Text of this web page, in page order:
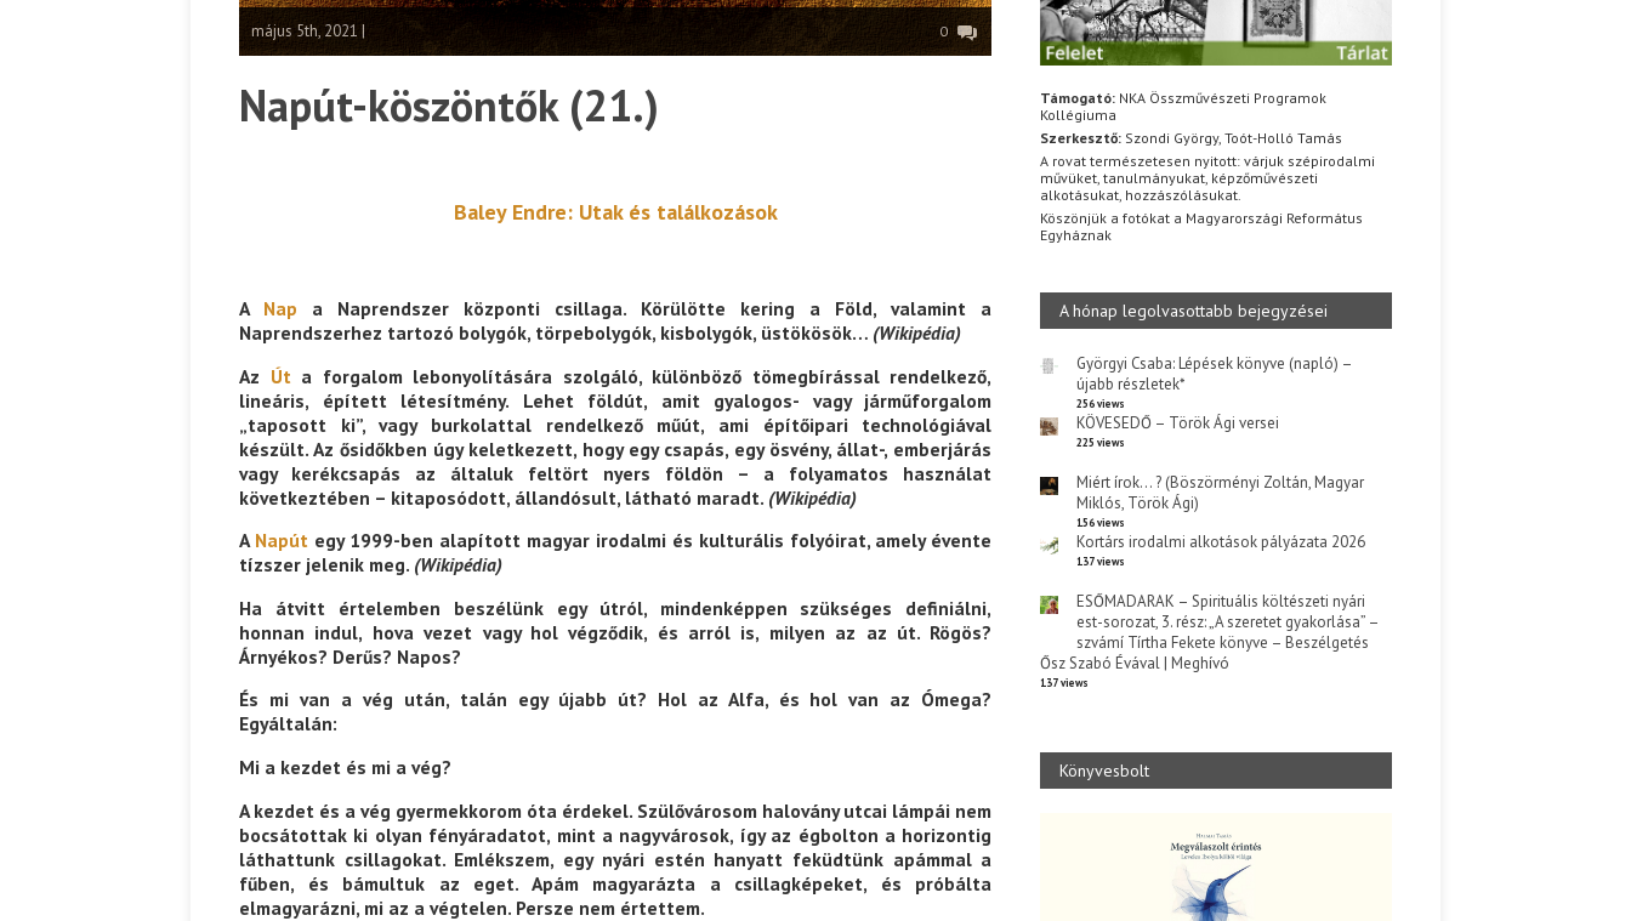
május 5th, 2021 | 0
Napút-köszöntők (21.)
Baley Endre: Utak és találkozások
ANap a Naprendszer központi csillaga. Körülötte kering a Föld, valamint a
Naprendszerhez tartozó bolygók, törpebolygók, kisbolygók, üstökösök… (Wikipédia)
Az Út a forgalom lebonyolítására szolgáló, különböző tömegbírással rendelkező,
lineáris, épített létesítmény. Lehet földút, amit gyalogos- vagy járműforgalom
„taposott ki”, vagy burkolattal rendelkező műút, ami építőipari technológiával
készült. Az ősidőkben úgy keletkezett, hogy egy csapás, egy ösvény, állat-, emberjárás
vagy kerékcsapás az általuk feltört nyers földön – a folyamatos használat
következtében – kitaposódott, állandósult, látható maradt. (Wikipédia)
A Napút egy 1999-ben alapított magyar irodalmi és kulturális folyóirat, amely évente
tízszer jelenik meg. (Wikipédia)
Ha átvitt értelemben beszélünk egy útról, mindenképpen szükséges definiálni,
honnan indul, hova vezet vagy hol végződik, és arról is, milyen az az út. Rögös?
Árnyékos? Derűs? Napos?
És mi van a vég után, talán egy újabb út? Hol az Alfa, és hol van az Ómega?
Egyáltalán:
Mi a kezdet és mi a vég?
A kezdet és a vég gyermekkorom óta érdekel. Szülővárosom halovány utcai lámpái nem
bocsátottak ki olyan fényáradatot, mint a nagyvárosok, így az égbolton a horizontig
láthattunk csillagokat. Emlékszem, egy nyári estén hanyatt feküdtünk apámmal a
fűben, és bámultuk az eget. Apám magyarázta a csillagképeket, és próbálta
elmagyarázni, mi az a végtelen. Persze nem értettem.
Támogató: NKA Összművészeti Programok
Kollégiuma
Szerkesztő: Szondi György, Toót-Holló Tamás
A rovat természetesen nyitott: várjuk szépirodalmi
művüket, tanulmányukat, képzőművészeti
alkotásukat, hozzászólásukat.
Köszönjük a fotókat a Magyarországi Református
Egyháznak
A hónap legolvasottabb bejegyzései
Györgyi Csaba: Lépések könyve (napló) –
újabb részletek*
256 views
KÖVESEDŐ – Török Ági versei
225 views
Miért írok… ? (Böszörményi Zoltán, Magyar
Miklós, Török Ági)
156 views
Kortárs irodalmi alkotások pályázata 2026
137 views
ESŐMADARAK – Spirituális költészeti nyári
est-sorozat, 3. rész: „A szeretet gyakorlása” –
szvámí Tírtha Fekete könyve – Beszélgetés
Ősz Szabó Évával | Meghívó
137 views
Könyvesbolt